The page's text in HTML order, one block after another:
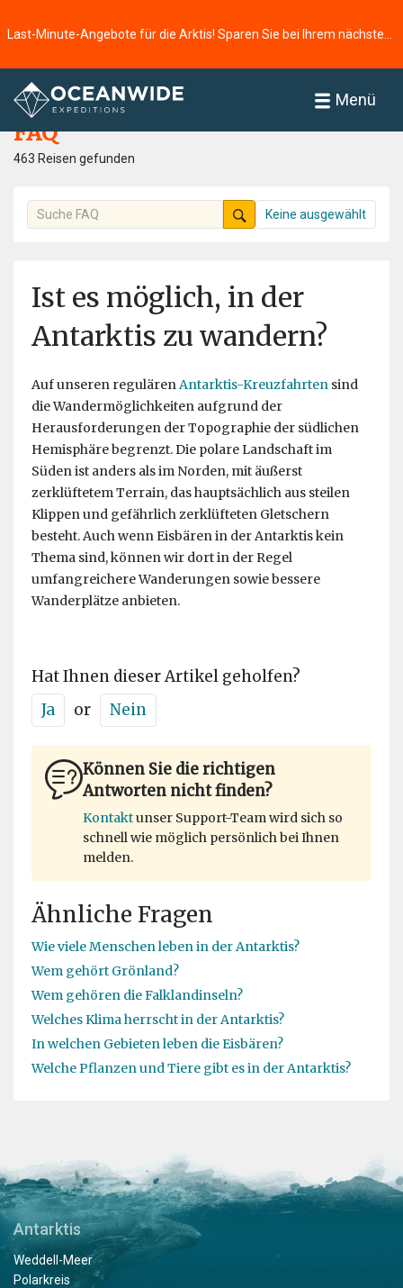
Menü
Startseite
FAQ
463 Reisen gefunden
Keine ausgewählt
Ist es möglich, in der
Antarktis zu wandern?
Auf unseren regulärenAntarktis-Kreuzfahrten sind
die Wandermöglichkeiten aufgrund der
Herausforderungen der Topographie der südlichen
Hemisphäre begrenzt. Die polare Landschaft im
Süden ist anders als im Norden, mit äußerst
zerklüftetem Terrain, das hauptsächlich aus steilen
Klippen und gefährlich zerklüfteten Gletschern
besteht. Auch wenn Eisbären in der Antarktis kein
Thema sind, können wir dort in der Regel
umfangreichere Wanderungen sowie bessere
Wanderplätze anbieten.
Hat Ihnen dieser Artikel geholfen?
Ja
or Nein
Können Sie die richtigen
Antworten nicht finden?
Kontaktunser Support-Team wird sich so
schnell wie möglich persönlich bei Ihnen
melden.
Ähnliche Fragen
Wie viele Menschen leben in der Antarktis?
Wem gehört Grönland?
Wem gehören die Falklandinseln?
Welches Klima herrscht in der Antarktis?
In welchen Gebieten leben die Eisbären?
Welche Pflanzen und Tiere gibt es in der Antarktis?
Antarktis
Weddell-Meer
Polarkreis